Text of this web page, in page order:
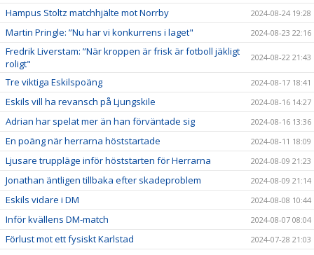
Hampus Stoltz matchhjälte mot Norrby 2024-08-24 19:28
Martin Pringle: ”Nu har vi konkurrens i laget" 2024-08-23 22:16
Fredrik Liverstam: ”När kroppen är frisk är fotboll jäkligt
roligt"
2024-08-22 21:43
Tre viktiga Eskilspoäng 2024-08-17 18:41
Eskils vill ha revansch på Ljungskile 2024-08-16 14:27
Adrian har spelat mer än han förväntade sig 2024-08-16 13:36
En poäng när herrarna höststartade 2024-08-11 18:09
Ljusare truppläge inför höststarten för Herrarna 2024-08-09 21:23
Jonathan äntligen tillbaka efter skadeproblem 2024-08-09 21:14
Eskils vidare i DM 2024-08-08 10:44
Inför kvällens DM-match 2024-08-07 08:04
Förlust mot ett fysiskt Karlstad 2024-07-28 21:03